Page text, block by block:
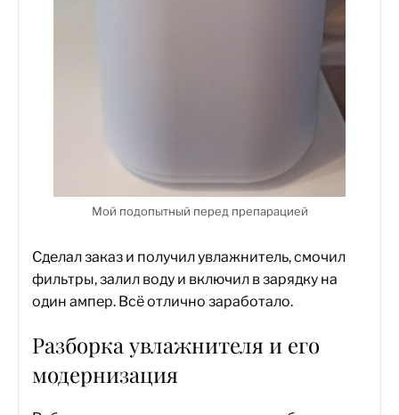
Мой подопытный перед препарацией
Сделал заказ и получил увлажнитель, смочил
фильтры, залил воду и включил в зарядку на
один ампер. Всё отлично заработало.
Разборка увлажнителя и его
модернизация